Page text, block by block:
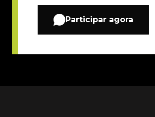
Participar agora